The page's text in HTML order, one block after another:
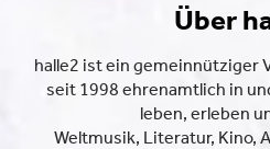
Über
halle2 ist ein gemeinnütziger
seit 1998 ehrenamtlich in
leben, erleben
Weltmusik, Literatur, Kino,